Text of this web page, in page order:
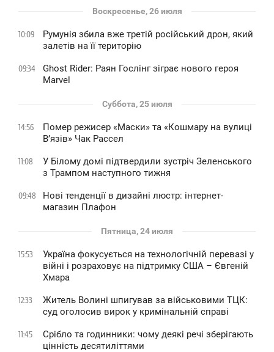
Воскресенье, 26 июля
10:09
Румунія збила вже третій російський дрон, який
залетів на її територію
09:34
Ghost Rider: Раян Гослінг зіграє нового героя
Marvel
Суббота, 25 июля
14:56
Помер режисер «Маски» та «Кошмару на вулиці
В’язів» Чак Рассел
11:08
У Білому домі підтвердили зустріч Зеленського
з Трампом наступного тижня
09:48
Нові тенденції в дизайні люстр: інтернет-
магазин Плафон
Пятница, 24 июля
15:53
Україна фокусується на технологічній перевазі у
війні і розраховує на підтримку США – Євгеній
Хмара
12:33
Житель Волині шпигував за військовими ТЦК:
суд оголосив вирок у кримінальній справі
11:45
Срібло та годинники: чому деякі речі зберігають
цінність десятиліттями